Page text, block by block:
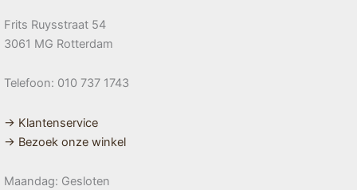
Frits Ruysstraat 54
3061 MG Rotterdam
Telefoon: 010 737 1743
→ Klantenservice
→ Bezoek onze winkel
Maandag: Gesloten